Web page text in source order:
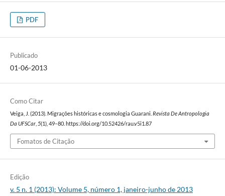
PDF
Publicado
01-06-2013
Como Citar
Veiga, J. (2013). Migrações históricas e cosmologia Guarani. Revista De Antropologia
Da UFSCar, 5(1), 49–80. https://doi.org/10.52426/rau.v5i1.87
Fomatos de Citação
Edição
v. 5 n. 1 (2013): Volume 5, número 1, janeiro-junho de 2013